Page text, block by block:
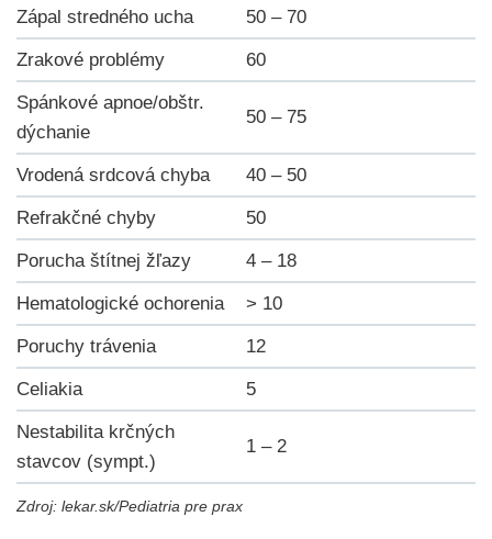
Zápal stredného ucha 50 – 70
Zrakové problémy 60
Spánkové apnoe/obštr.
dýchanie
50 – 75
Vrodená srdcová chyba 40 – 50
Refrakčné chyby 50
Porucha štítnej žľazy 4 – 18
Hematologické ochorenia > 10
Poruchy trávenia 12
Celiakia 5
Nestabilita krčných
stavcov (sympt.)
1 – 2
Zdroj: lekar.sk/Pediatria pre prax